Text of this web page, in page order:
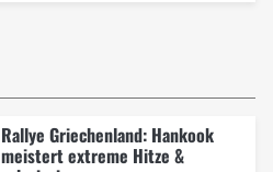
Rallye Griechenland: Hankook
meistert extreme Hitze &